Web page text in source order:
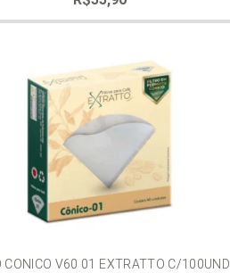
of
CONICO V60 01 EXTRATTO C/100UND